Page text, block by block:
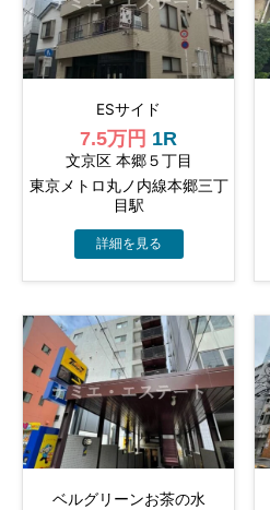
ESサイド
7.5万円 1R
文京区 本郷５丁目
東京メトロ丸ノ内線本郷三丁
目駅
ベルグリーンお茶の水